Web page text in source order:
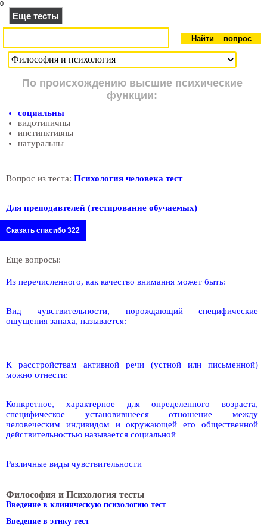
0
Еще тесты
По происхождению высшие психические
функции:
социальны
видотипичны
инстинктивны
натуральны
Вопрос из теста: Психология человека тест
Для преподавтелей (тестирование обучаемых)
Сказать спасибо 322
Еще вопросы:
Из перечисленного, как качество внимания может быть:
Вид чувствительности, порождающий специфические
ощущения запаха, называется:
К расстройствам активной речи (устной или письменной)
можно отнести:
Конкретное, характерное для определенного возраста,
специфическое установившееся отношение между
человеческим индивидом и окружающей его общественной
действительностью называется социальной
Различные виды чувствительности
Философия и Психология тесты
Введение в клиническую психологию тест
Введение в этику тест